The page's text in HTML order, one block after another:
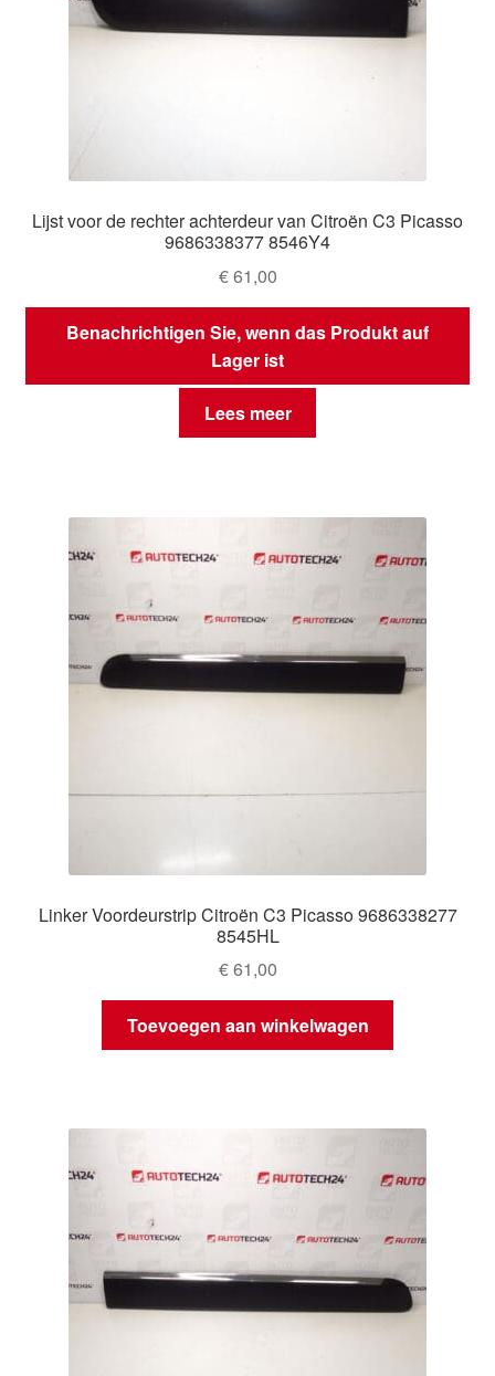
Lijst voor de rechter achterdeur van Citroën C3 Picasso
9686338377 8546Y4
€61,00
Benachrichtigen Sie, wenn das Produkt auf
Lager ist
Lees meer
Linker Voordeurstrip Citroën C3 Picasso 9686338277
8545HL
€61,00
Toevoegen aan winkelwagen